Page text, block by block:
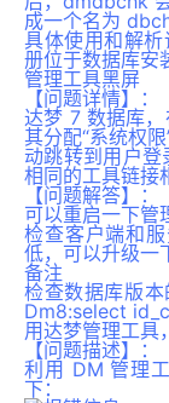
成一个名为
具体使用和解
册位于数据库安
管理工具黑屏
【问题详情】：
达梦 7 数据库
其分配“系统权
动跳转到用户登
相同的工具链接
【问题解答】：
可以重启一下管
检查客户端和
低，可以升级一
备注
检查数据库版
Dm8:select
用达梦管理工具
【问题描述】
：
利用 DM 管理
下：